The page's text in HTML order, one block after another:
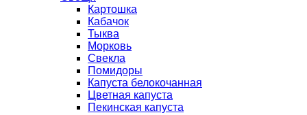
Картошка
Кабачок
Тыква
Морковь
Свекла
Помидоры
Капуста белокочанная
Цветная капуста
Пекинская капуста